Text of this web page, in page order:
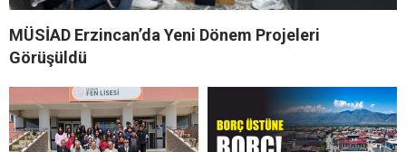
MÜSİAD Erzincan’da Yeni Dönem Projeleri
Görüşüldü